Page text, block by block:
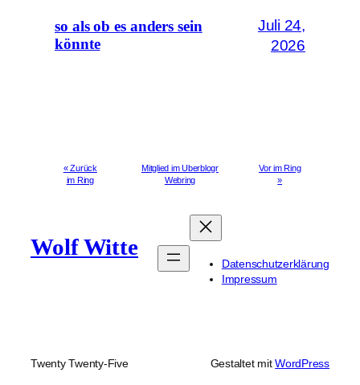
so als ob es anders sein
könnte
Juli 24,
2026
« Zurück
im Ring
Mitglied im Uberblogr
Webring
Vor im Ring
»
Wolf Witte
Datenschutzerklärung
Impressum
Twenty Twenty-Five Gestaltet mitWordPress